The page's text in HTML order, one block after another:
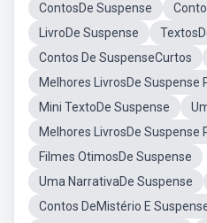
ContosDe Suspense
LivroDe Suspense
Contos De SuspenseCurtos
Melhores LivrosDe Suspense
Mini TextoDe Suspense
Melhores LivrosDe Suspense
Filmes OtimosDe Suspense
Uma NarrativaDe Suspense
Contos DeMistério E